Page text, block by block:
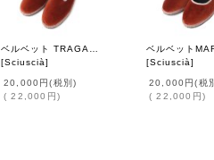
ベルベット TRAGARA (04 MARRON×ROSE PINK)
[Sciuscià]
20,000円(税別)
( 22,000円 )
[Sciuscià]
20,000円(税
( 22,000円 )